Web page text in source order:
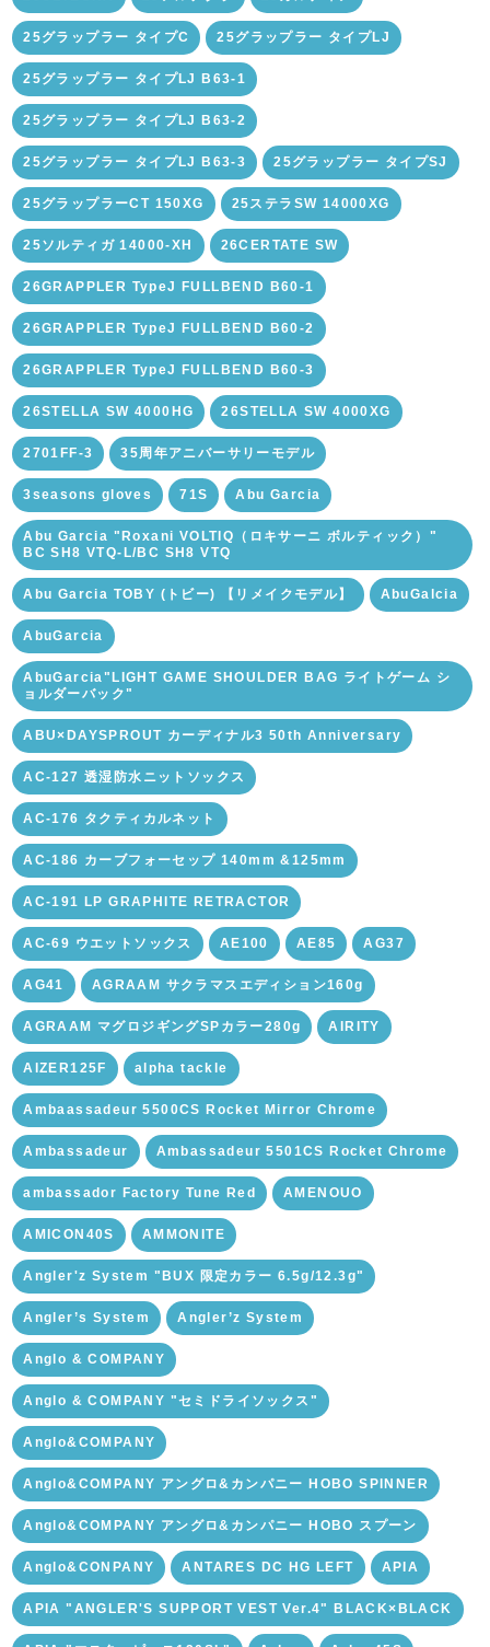
25グラップラー タイプC 25グラップラー タイプLJ
25グラップラー タイプLJ B63-1
25グラップラー タイプLJ B63-2
25グラップラー タイプLJ B63-3 25グラップラー タイプSJ
25グラップラーCT 150XG 25ステラSW 14000XG
25ソルティガ 14000-XH 26CERTATE SW
26GRAPPLER TypeJ FULLBEND B60-1
26GRAPPLER TypeJ FULLBEND B60-2
26GRAPPLER TypeJ FULLBEND B60-3
26STELLA SW 4000HG 26STELLA SW 4000XG
2701FF-3 35周年アニバーサリーモデル
3seasons gloves 71S Abu Garcia
Abu Garcia "Roxani VOLTIQ（ロキサーニ ボルティック）"
BC SH8 VTQ-L/BC SH8 VTQ
Abu Garcia TOBY (トビー) 【リメイクモデル】 AbuGalcia
AbuGarcia
AbuGarcia"LIGHT GAME SHOULDER BAG ライトゲーム シ
ョルダーバック"
ABU×DAYSPROUT カーディナル3 50th Anniversary
AC-127 透湿防水ニットソックス
AC-176 タクティカルネット
AC-186 カーブフォーセップ 140mm &125mm
AC-191 LP GRAPHITE RETRACTOR
AC-69 ウエットソックス AE100 AE85 AG37
AG41 AGRAAM サクラマスエディション160g
AGRAAM マグロジギングSPカラー280g AIRITY
AIZER125F alpha tackle
Ambaassadeur 5500CS Rocket Mirror Chrome
Ambassadeur Ambassadeur 5501CS Rocket Chrome
ambassador Factory Tune Red AMENOUO
AMICON40S AMMONITE
Angler'z System "BUX 限定カラー 6.5g/12.3g"
Angler’s System Angler’z System
Anglo & COMPANY
Anglo & COMPANY "セミドライソックス"
Anglo&COMPANY
Anglo&COMPANY アングロ&カンパニー HOBO SPINNER
Anglo&COMPANY アングロ&カンパニー HOBO スプーン
Anglo&CONPANY ANTARES DC HG LEFT APIA
APIA "ANGLER'S SUPPORT VEST Ver.4" BLACK×BLACK